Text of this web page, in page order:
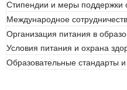
Стипендии и меры поддержки
Международное
Организация питания в
Условия питания и охрана
Образовательные стандарты